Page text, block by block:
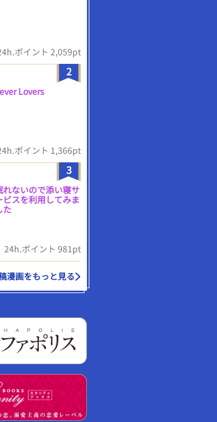
ポイント 2,059pt
2
Lovers
ポイント 1,366pt
3
れないので添い寝サ
ビスを利用してみま
た
24h.ポイント 981pt
漫画をもっと見る